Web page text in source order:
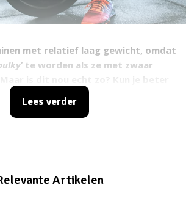
met relatief laag gewicht, omdat
’ te worden als ze met zwaar
met weinig gewicht of kun je
en weinig herhalingen maken?
Lees verder
Artikelen